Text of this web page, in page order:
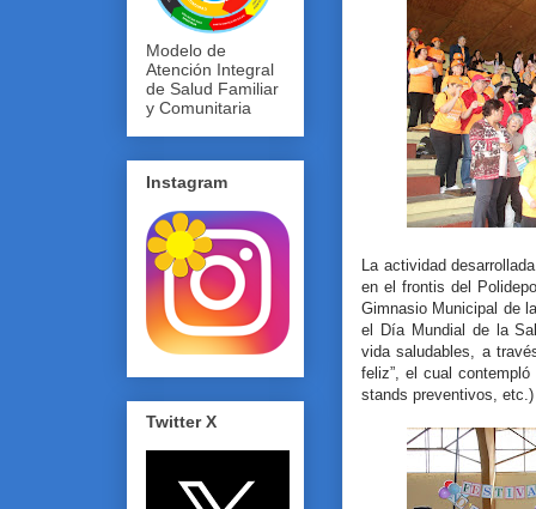
La actividad
en el frontis del
Gimnasio Municipal de
el Día Mundial de la
vida saludables, a
feliz”, el cual
stands preventivos,
Modelo de
Atención Integral
de Salud Familiar
y Comunitaria
Instagram
Twitter X